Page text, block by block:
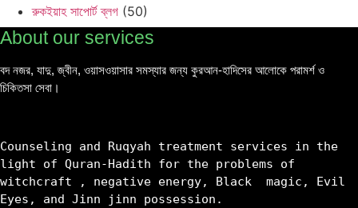
রুকইয়াহ সাপোর্ট ব্লগ (50)
About our services
বদ নজর, যাদু, জ্বীন, ওয়াসওয়াসার সমস্যার জন্য কুরআন-হাদিসের আলোকে পরামর্শ ও
চিকিতসা সেবা।
Counseling and Ruqyah treatment services in the
light of Quran-Hadith for the problems of
witchcraft , negative energy, Black  magic, Evil
Eyes, and Jinn jinn possession.